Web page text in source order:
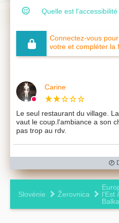
Quelle est
Connectez-vous
votre et compléter la
Carine
Le seul restaurant du village.
vaut le coup.l'ambiance a son
pas trop au rdv.
Slovénie Žerovnica
l'Est